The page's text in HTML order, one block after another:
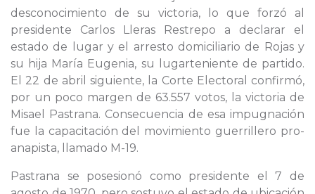
desconocimiento de su victoria, lo que forzó al
presidente Carlos Lleras Restrepo a declarar el
estado de lugar y el arresto domiciliario de Rojas y
su hija María Eugenia, su lugarteniente de partido.
El 22 de abril siguiente, la Corte Electoral confirmó,
por un poco margen de 63.557 votos, la victoria de
Misael Pastrana. Consecuencia de esa impugnación
fue la capacitación del movimiento guerrillero pro-
anapista, llamado M-19.
Pastrana se posesionó como presidente el 7 de